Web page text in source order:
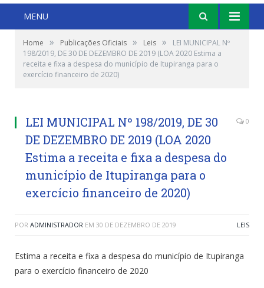
MENU
Home » Publicações Oficiais » Leis »
LEI MUNICIPAL Nº
198/2019, DE 30 DE DEZEMBRO DE 2019 (LOA 2020 Estima a
receita e fixa a despesa do município de Itupiranga para o
exercício financeiro de 2020)
LEI MUNICIPAL Nº 198/2019, DE 30
DE DEZEMBRO DE 2019 (LOA 2020
Estima a receita e fixa a despesa do
município de Itupiranga para o
exercício financeiro de 2020)
0
POR ADMINISTRADOR EM 30 DE DEZEMBRO DE 2019 LEIS
Estima a receita e fixa a despesa do município de Itupiranga
para o exercício financeiro de 2020